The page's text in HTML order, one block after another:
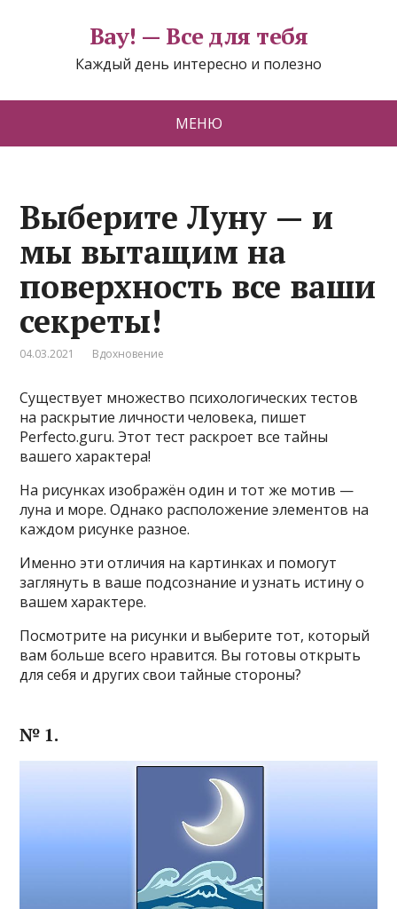
Вау! — Все для тебя
Каждый день интересно и полезно
МЕНЮ
Выберите Луну — и
мы вытащим на
поверхность все ваши
секреты!
04.03.2021 Вдохновение
Существует множество психологических тестов
на раскрытие личности человека, пишет
Perfecto.guru. Этот тест раскроет все тайны
вашего характера!
На рисунках изображён один и тот же мотив —
луна и море. Однако расположение элементов на
каждом рисунке разное.
Именно эти отличия на картинках и помогут
заглянуть в ваше подсознание и узнать истину о
вашем характере.
Посмотрите на рисунки и выберите тот, который
вам больше всего нравится. Вы готовы открыть
для себя и других свои тайные стороны?
№ 1.